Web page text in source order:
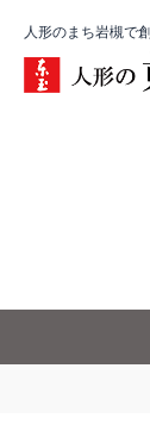
人形のまち岩槻で